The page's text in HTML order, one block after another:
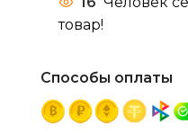
товар!
Способы оплаты